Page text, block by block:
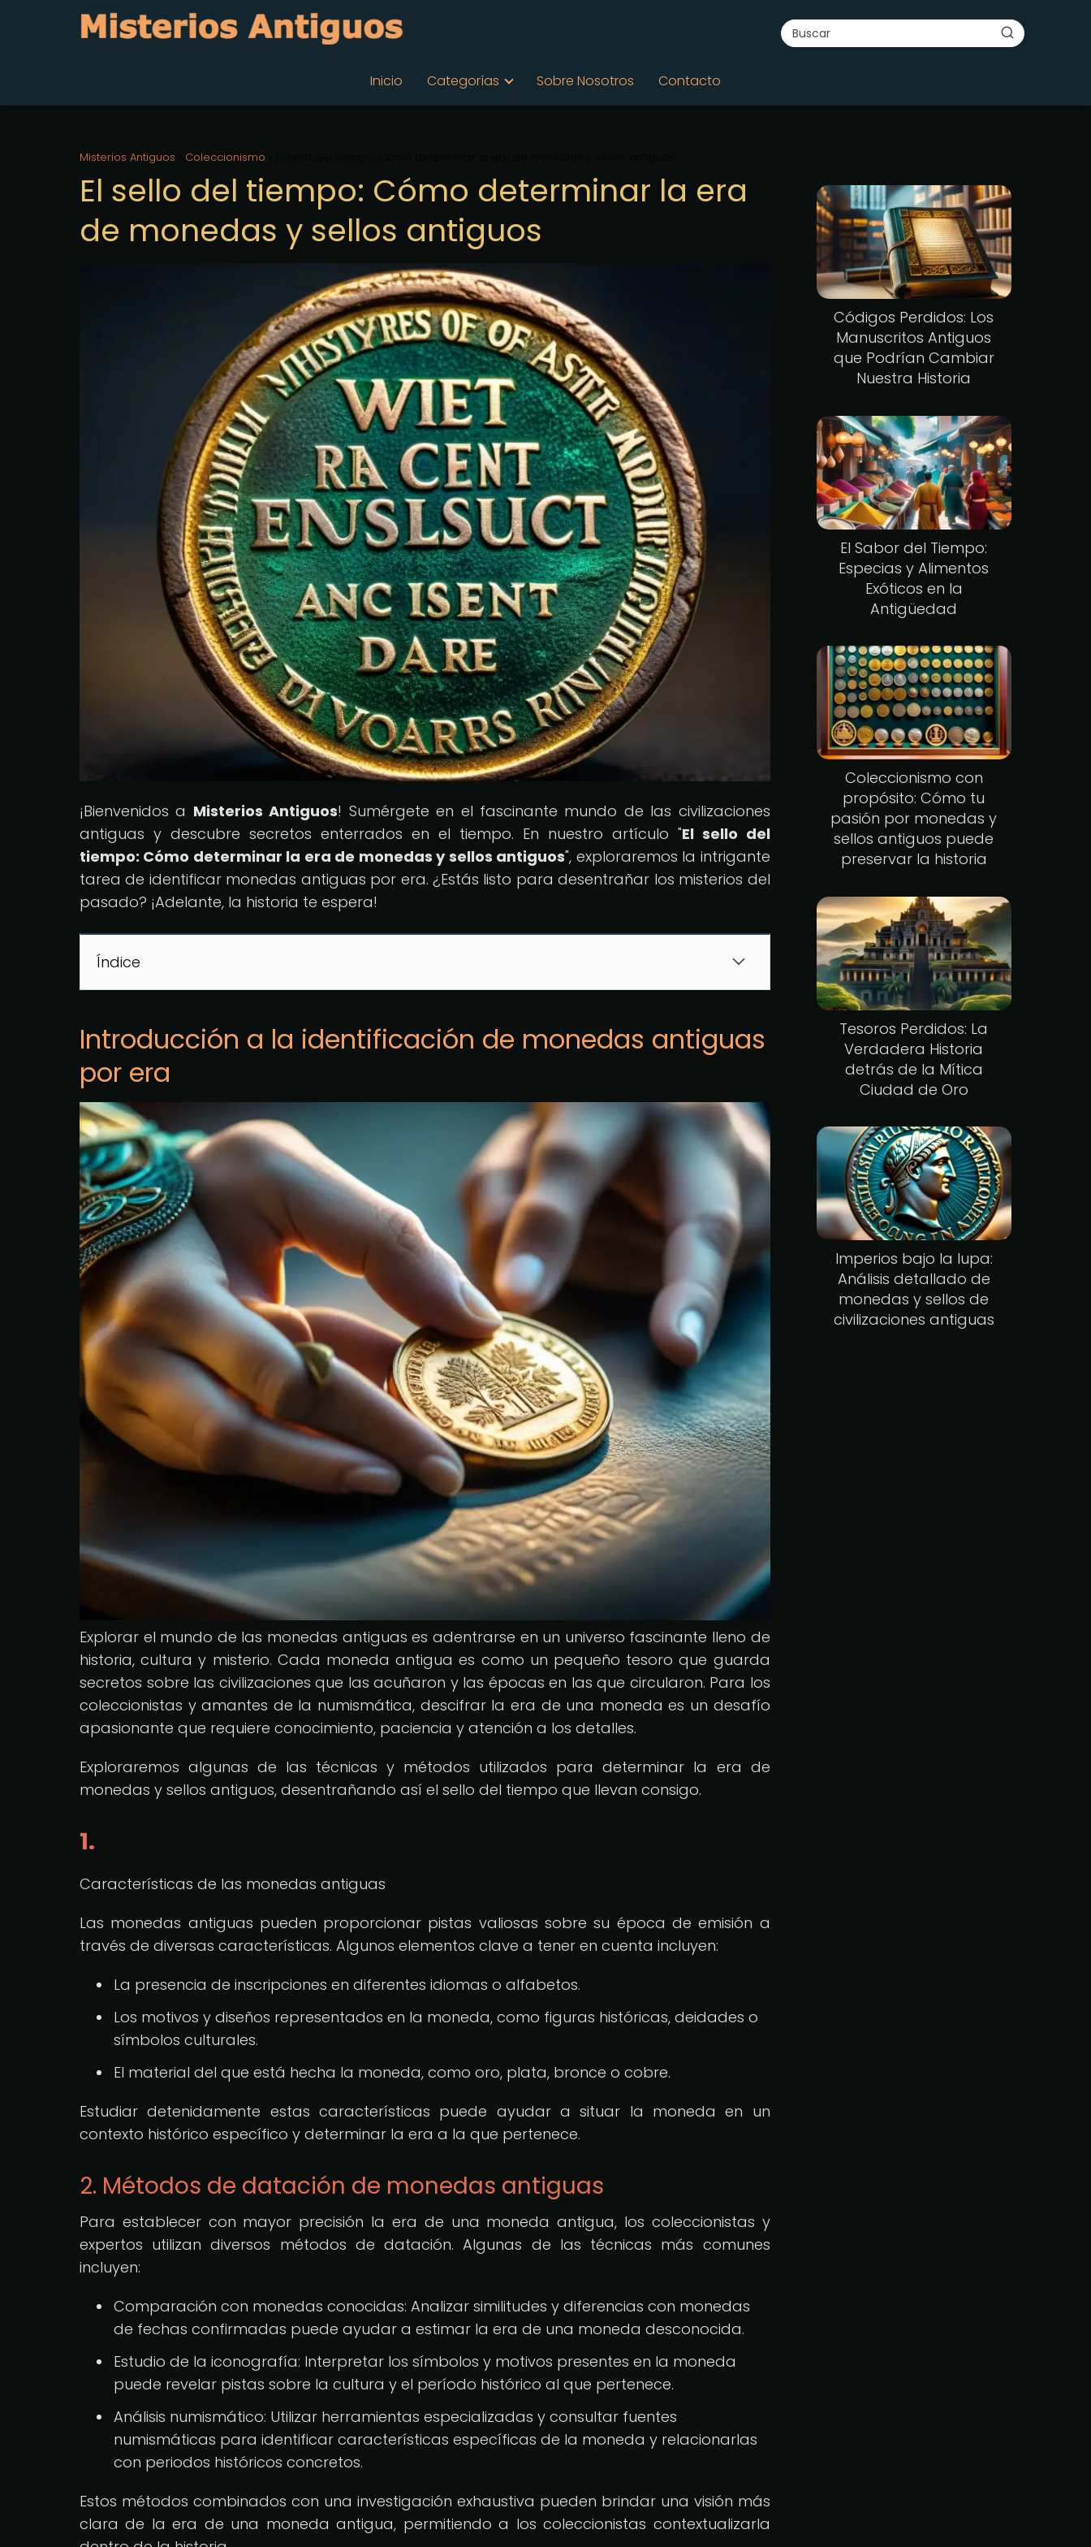
Inicio Categorías Sobre Nosotros Contacto
Misterios Antiguos Coleccionismo
El sello del tiempo: Cómo determinar la era
de monedas y sellos antiguos
¡Bienvenidos a Misterios Antiguos! Sumérgete en el fascinante mundo de las civilizaciones
antiguas y descubre secretos enterrados en el tiempo. En nuestro artículo "El sello del
tiempo: Cómo determinar la era de monedas y sellos antiguos", exploraremos la intrigante
tarea de identificar monedas antiguas por era. ¿Estás listo para desentrañar los misterios del
pasado? ¡Adelante, la historia te espera!
Índice
Introducción a la identificación de monedas antiguas
por era
Explorar el mundo de las monedas antiguas es adentrarse en un universo fascinante lleno de
historia, cultura y misterio. Cada moneda antigua es como un pequeño tesoro que guarda
secretos sobre las civilizaciones que las acuñaron y las épocas en las que circularon. Para los
coleccionistas y amantes de la numismática, descifrar la era de una moneda es un desafío
apasionante que requiere conocimiento, paciencia y atención a los detalles.
Exploraremos algunas de las técnicas y métodos utilizados para determinar la era de
monedas y sellos antiguos, desentrañando así el sello del tiempo que llevan consigo.
1.
Características de las monedas antiguas
Las monedas antiguas pueden proporcionar pistas valiosas sobre su época de emisión a
través de diversas características. Algunos elementos clave a tener en cuenta incluyen:
La presencia de inscripciones en diferentes idiomas o alfabetos.
Los motivos y diseños representados en la moneda, como figuras históricas, deidades o
símbolos culturales.
El material del que está hecha la moneda, como oro, plata, bronce o cobre.
Estudiar detenidamente estas características puede ayudar a situar la moneda en un
contexto histórico específico y determinar la era a la que pertenece.
2. Métodos de datación de monedas antiguas
Para establecer con mayor precisión la era de una moneda antigua, los coleccionistas y
expertos utilizan diversos métodos de datación. Algunas de las técnicas más comunes
incluyen:
Comparación con monedas conocidas: Analizar similitudes y diferencias con monedas
de fechas confirmadas puede ayudar a estimar la era de una moneda desconocida.
Estudio de la iconografía: Interpretar los símbolos y motivos presentes en la moneda
puede revelar pistas sobre la cultura y el período histórico al que pertenece.
Análisis numismático: Utilizar herramientas especializadas y consultar fuentes
numismáticas para identificar características específicas de la moneda y relacionarlas
con periodos históricos concretos.
Estos métodos combinados con una investigación exhaustiva pueden brindar una visión más
clara de la era de una moneda antigua, permitiendo a los coleccionistas contextualizarla
Códigos Perdidos: Los
Manuscritos Antiguos
que Podrían Cambiar
Nuestra Historia
El Sabor del Tiempo:
Especias y Alimentos
Exóticos en la
Antigüedad
Coleccionismo con
propósito: Cómo tu
pasión por monedas y
sellos antiguos puede
preservar la historia
Tesoros Perdidos: La
Verdadera Historia
detrás de la Mítica
Ciudad de Oro
Imperios bajo la lupa:
Análisis detallado de
monedas y sellos de
civilizaciones antiguas